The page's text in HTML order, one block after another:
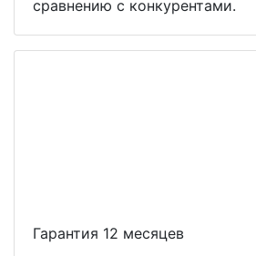
сравнению с конкурентами.
Гарантия 12 месяцев